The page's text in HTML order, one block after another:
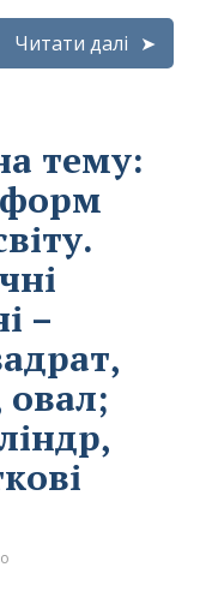
Читати далі
тему:
форм
–